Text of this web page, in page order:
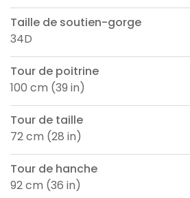
Taille de soutien-gorge
34D
Tour de poitrine
100 cm (39 in)
Tour de taille
72 cm (28 in)
Tour de hanche
92 cm (36 in)